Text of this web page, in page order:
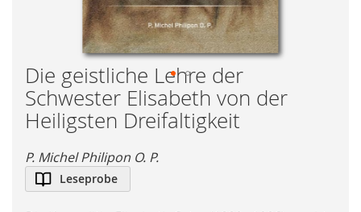
Skip
to
the
of
the
Die geistliche Lehre der
Schwester Elisabeth von der
Heiligsten Dreifaltigkeit
P. Michel Philipon O. P.
Leseprobe